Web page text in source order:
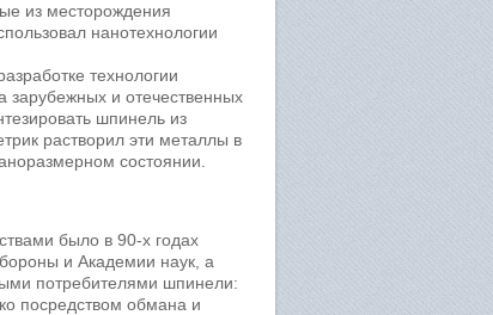
из месторождения
нанотехнологии
технологии
зарубежных и отечественных
шпинель из
растворил эти металлы в
состоянии.
было в 90-х годах
и Академии наук, а
потребителями шпинели:
посредством обмана и